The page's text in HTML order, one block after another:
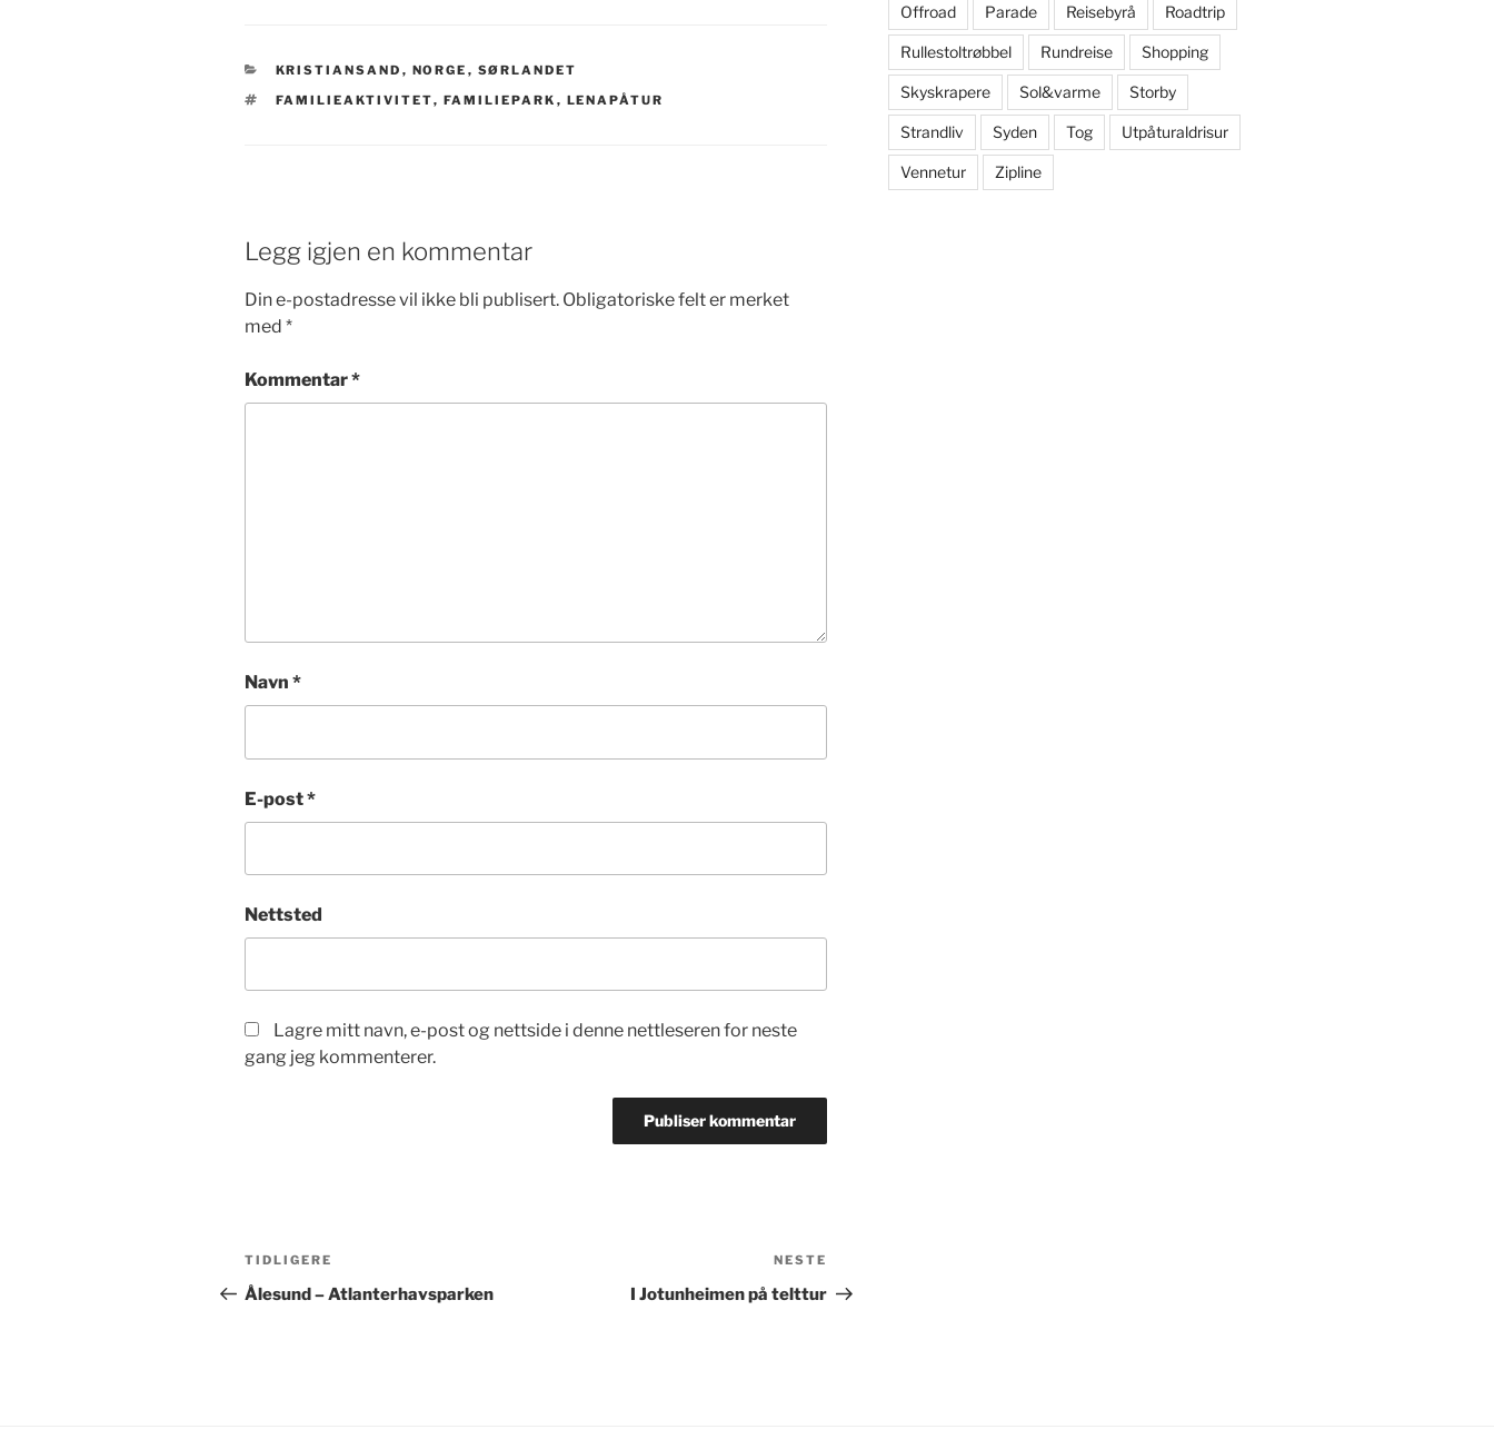
KATEGORIER
KRISTIANSAND , NORGE , SØRLANDET
STIKKORD
FAMILIEAKTIVITET, FAMILIEPARK , LENAPÅTUR
Legg igjen en kommentar
Din e-postadresse vil ikke bli publisert. Obligatoriske felt er merket
med *
Kommentar*
Navn *
E-post*
Nettsted
Lagre mitt navn, e-post og nettside i denne nettleseren for neste
gang jeg kommenterer.
Innleggsnavigasjon
Forrige
innlegg
TIDLIGERE
Ålesund – Atlanterhavsparken
innlegg
NESTE
I Jotunheimen på telttur
Offroad Parade Reisebyrå Roadtrip
Rullestoltrøbbel Rundreise Shopping
Skyskrapere Sol&varme Storby
Strandliv Syden Tog Utpåturaldrisur
Vennetur Zipline